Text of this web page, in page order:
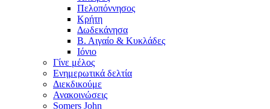
Πελοπόννησος
Κρήτη
Δωδεκάνησα
Β. Αιγαίο & Κυκλάδες
Ιόνιο
Γίνε μέλος
Ενημερωτικά δελτία
Διεκδικούμε
Ανακοινώσεις
Somers John